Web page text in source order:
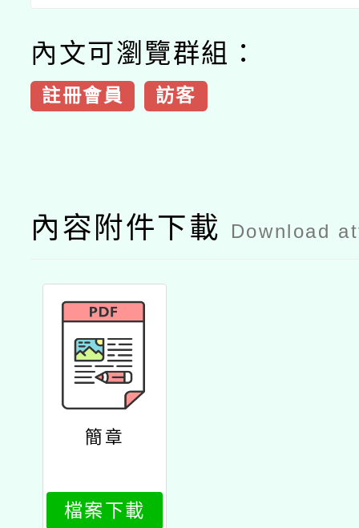
內文可瀏覽群組：
註冊會員 訪客
內容附件下載 Download
簡章
檔案下載